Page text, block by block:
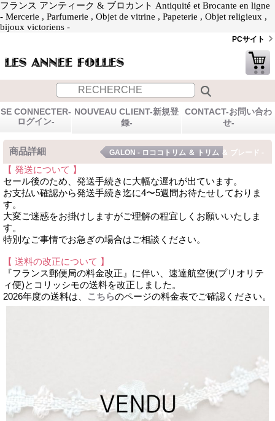
フランス アンティーク & ブロカント Antiquité et Brocante en ligne
- Mercerie , Parfumerie , Objet de vitrine , Papeterie , Objet religieux ,
bijoux victoriens -
PCサイト
SE CONNECTER-
ログイン-
NOUVEAU CLIENT-新規登
録-
CONTACT-お問い合わ
せ-
商品詳細 GALON - ロココトリム ＆ トリム ＆ ブレード -
【 発送について 】
セール後のため、発送手続きに大幅な遅れが出ています。
お支払い確認から発送手続き迄に4〜5週間お待たせしておりま
す。
大変ご迷惑をお掛けしますがご理解の程宜しくお願いいたしま
す。
特別なご事情でお急ぎの場合はご相談ください。
【 送料の改正について 】
『フランス郵便局の料金改正』に伴い、速達航空便(プリオリテ
ィ便)とコリッシモの送料を改正しました。
2026年度の送料は、
こちらのページの料金表でご確認ください。